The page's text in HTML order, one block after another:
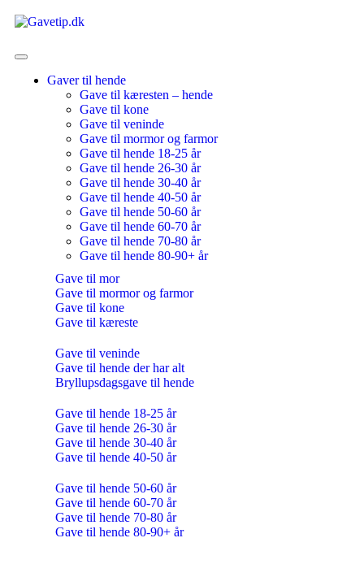
Gaver til hende
Gave til kæresten – hende
Gave til kone
Gave til veninde
Gave til mormor og farmor
Gave til hende 18-25 år
Gave til hende 26-30 år
Gave til hende 30-40 år
Gave til hende 40-50 år
Gave til hende 50-60 år
Gave til hende 60-70 år
Gave til hende 70-80 år
Gave til hende 80-90+ år
Gave til mor
Gave til mormor og farmor
Gave til kone
Gave til kæreste
Gave til veninde
Gave til hende der har alt
Bryllupsdagsgave til hende
Gave til hende 18-25 år
Gave til hende 26-30 år
Gave til hende 30-40 år
Gave til hende 40-50 år
Gave til hende 50-60 år
Gave til hende 60-70 år
Gave til hende 70-80 år
Gave til hende 80-90+ år